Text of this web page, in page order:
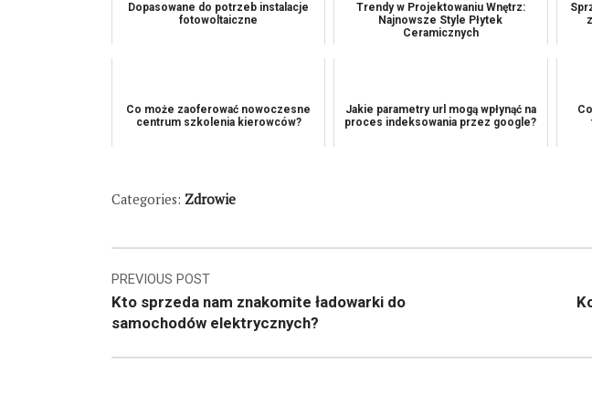
Dopasowane do potrzeb instalacje
fotowoltaiczne
Trendy w Projektowaniu Wnętrz:
Najnowsze Style Płytek
Ceramicznych
Co może zaoferować nowoczesne
centrum szkolenia kierowców?
Jakie parametry url mogą wpłynąć na
proces indeksowania przez google?
Categories: Zdrowie
Nawigacja
wpisu
PREVIOUS POST
Kto sprzeda nam znakomite ładowarki do
samochodów elektrycznych?